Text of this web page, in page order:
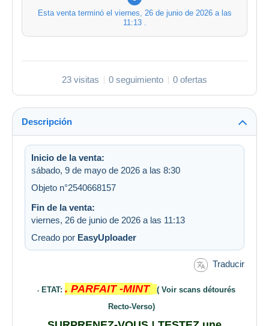
Esta venta terminó el viernes, 26 de junio de 2026 a las
11:13.
23 visitas 0 seguimiento 0 ofertas
Descripción
Inicio de la venta:
sábado, 9 de mayo de 2026 a las 8:30
Objeto n°2540668157
Fin de la venta:
viernes, 26 de junio de 2026 a las 11:13
Creado por EasyUploader
Traducir
-ETAT: . PARFAIT -MINT
( Voir scans détourés
Recto-Verso)